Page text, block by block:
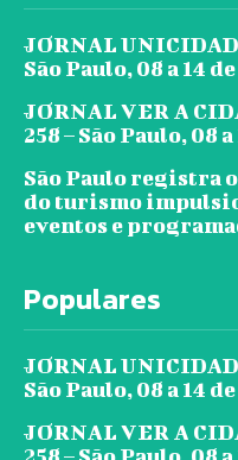
JORNAL
São Paulo, 08 a 14
JORNAL VER A
258 – São Paulo, 08
São Paulo registra
do turismo
eventos e
Populares
JORNAL
São Paulo, 08 a 14
JORNAL VER A